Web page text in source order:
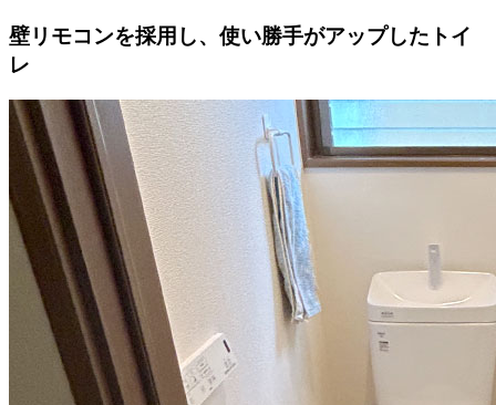
壁リモコンを採用し、使い勝手がアップしたトイ
レ